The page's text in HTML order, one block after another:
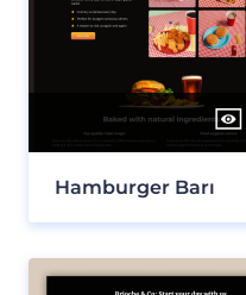
Hamburger Barı